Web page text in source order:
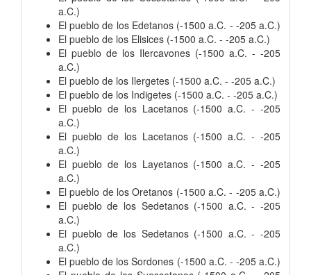
a.C.)
El pueblo de los Edetanos (-1500 a.C. - -205 a.C.)
El pueblo de los Elisices (-1500 a.C. - -205 a.C.)
El pueblo de los Ilercavones (-1500 a.C. - -205
a.C.)
El pueblo de los Ilergetes (-1500 a.C. - -205 a.C.)
El pueblo de los Indigetes (-1500 a.C. - -205 a.C.)
El pueblo de los Lacetanos (-1500 a.C. - -205
a.C.)
El pueblo de los Lacetanos (-1500 a.C. - -205
a.C.)
El pueblo de los Layetanos (-1500 a.C. - -205
a.C.)
El pueblo de los Oretanos (-1500 a.C. - -205 a.C.)
El pueblo de los Sedetanos (-1500 a.C. - -205
a.C.)
El pueblo de los Sedetanos (-1500 a.C. - -205
a.C.)
El pueblo de los Sordones (-1500 a.C. - -205 a.C.)